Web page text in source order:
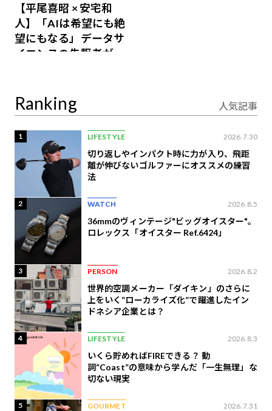
【平尾喜昭 × 安宅和
人】「AIは希望にも絶
望にもなる」データサ
イエンスの先駆者が語
Ranking 人気記事
1 LIFESTYLE 2026.7.30
切り返しやインパクト時に力が入り、飛距
離が伸びないゴルファーにオススメの練習
法
2 WATCH 2026.8.5
36mmのヴィンテージ"ビッグオイスター"。
ロレックス「オイスター Ref.6424」
3 PERSON 2026.8.2
世界的空調メーカー「ダイキン」のさらに
上をいく“ローカライズ化”で躍進したイン
ドネシア企業とは？
4 LIFESTYLE 2026.8.3
いくら貯めればFIREできる？ 動
詞“Coast”の意味から学んだ「一生無理」な
切ない現実
5 GOURMET 2026.7.31